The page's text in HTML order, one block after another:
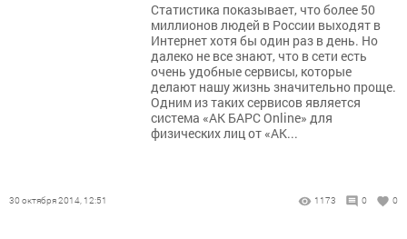
Статистика показывает, что более 50
миллионов людей в России выходят в
Интернет хотя бы один раз в день. Но
далеко не все знают, что в сети есть
очень удобные сервисы, которые
делают нашу жизнь значительно проще.
Одним из таких сервисов является
система «АК БАРС Online» для
физических лиц от «АК...
30 октября 2014, 12:51 1173 0 0